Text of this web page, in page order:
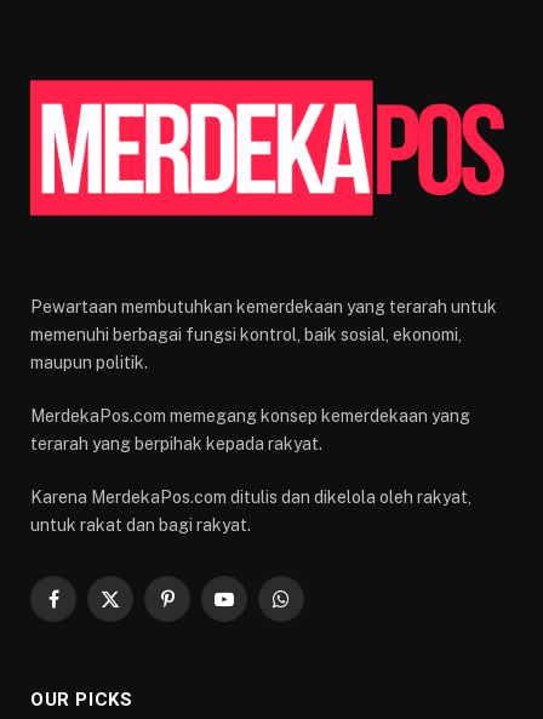
Pewartaan membutuhkan kemerdekaan yang terarah untuk
memenuhi berbagai fungsi kontrol, baik sosial, ekonomi,
maupun politik.
MerdekaPos.com memegang konsep kemerdekaan yang
terarah yang berpihak kepada rakyat.
Karena MerdekaPos.com ditulis dan dikelola oleh rakyat,
untuk rakat dan bagi rakyat.
Facebook
X
PinterestYouTubeWhatsApp
OUR PICKS